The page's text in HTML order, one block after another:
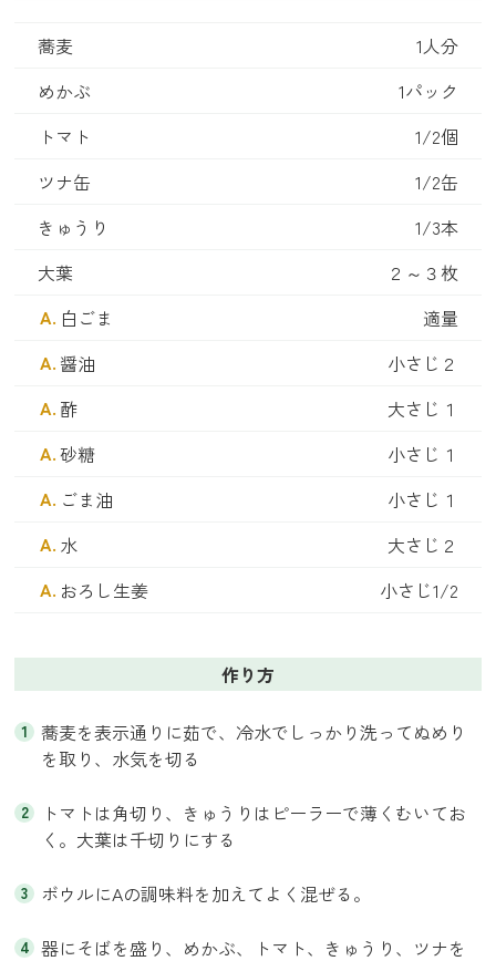
ヘルプ
お買い物ガイド
定期お届けサービス
お知らせ
お問い合せ
メディア掲載
蕎麦
1人分
めかぶ
1パック
トマト
1/2個
ツナ缶
1/2缶
きゅうり
1/3本
大葉
２～３枚
白ごま
適量
醤油
小さじ２
酢
大さじ１
砂糖
小さじ１
ごま油
小さじ１
水
大さじ２
おろし生姜
小さじ1/2
作り方
蕎麦を表示通りに茹で、冷水でしっかり洗ってぬめり
を取り、水気を切る
トマトは角切り、きゅうりはピーラーで薄くむいてお
く。大葉は千切りにする
ボウルにAの調味料を加えてよく混ぜる。
器にそばを盛り、めかぶ、トマト、きゅうり、ツナを